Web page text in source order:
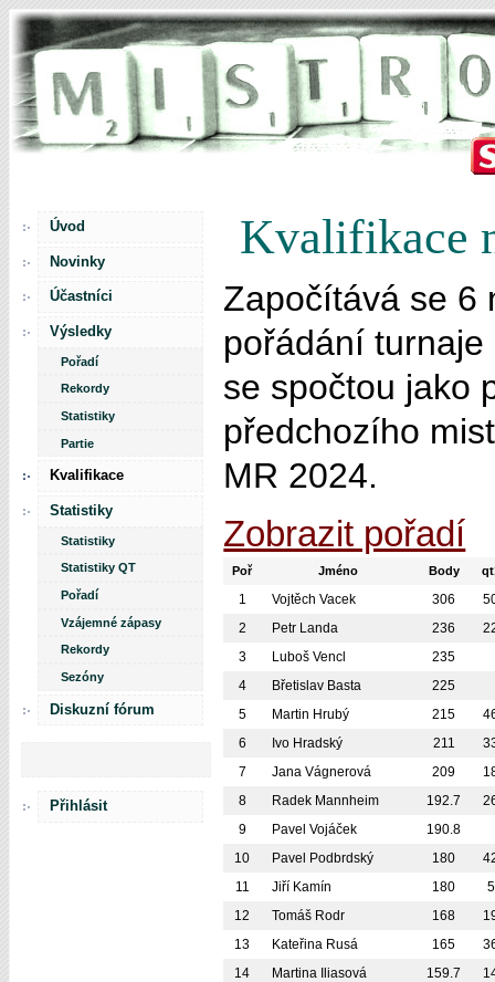
Úvod
Novinky
Účastníci
Výsledky
Pořadí
Rekordy
Statistiky
Partie
Kvalifikace
Statistiky
Statistiky
Statistiky QT
Pořadí
Vzájemné zápasy
Rekordy
Sezóny
Diskuzní fórum
Přihlásit
Kvalifikace
Započítává se 6
pořádání
se spočtou jako
předchozího
MR 2024.
Zobrazit pořadí
Poř Jméno Body
1 Vojtěch Vacek 306
2
Petr Landa 236
3
Luboš Vencl
235
4
Břetislav Basta
225
5
Martin Hrubý 215
6
Ivo Hradský 211
7
Jana Vágnerová 209
8
Radek Mannheim 192.7
9
Pavel Vojáček
190.8
10
Pavel Podbrdský 180
11
Jiří Kamín 180
5
12
Tomáš Rodr 168
13
Kateřina Rusá 165
14
Martina Iliasová 159.7